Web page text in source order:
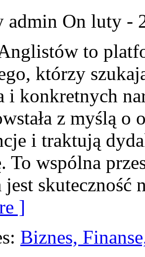
admin On luty -
to
którzy
i konkretnych
z myślą o
i traktują
To wspólna
skuteczność
]
Biznes,